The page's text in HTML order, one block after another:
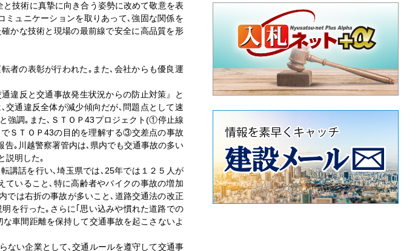
技術に真摯に向き合う姿勢に改めて敬意を表
ミュニケーションを取りあって､強固な関係を
かな技術と現場の最前線で安全に高品質を形
者の表彰が行われた｡また､会社からも優良運
違反と交通事故発生状況からの防止対策』と
交通違反全体が減少傾向だが､問題点として速
強調｡また､ＳＴＯＰ43プロジェクト(①停止線
ＳＴＯＰ43の目的を理解する③交差点の事故
｡川越警察署管内は､県内でも交通事故の多い
説明した｡
講話を行い､埼玉県では､25年では１２５人が
いること､特に高齢者やバイクの事故の増加
では右折の事故が多いこと､道路交通法の改正
を行った｡さらに｢思い込みや慣れた道路での
車間距離を保持して交通事故を起こさないよ
ない企業として､交通ルールを遵守して交通事